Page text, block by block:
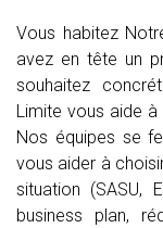
Vous habitez
avez en tête un
souhaitez
Limite vous aide
Nos équipes se
vous aider à
situation (SASU,
business plan,